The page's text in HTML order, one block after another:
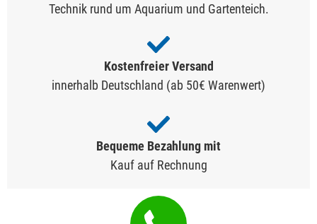
Technik rund um Aquarium und Gartenteich.
Kostenfreier Versand
innerhalb Deutschland (ab 50€ Warenwert)
Bequeme Bezahlung mit
Kauf auf Rechnung